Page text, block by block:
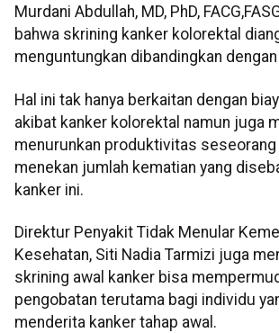
Murdani Abdullah, MD, PhD,
bahwa skrining kanker kolorektal
menguntungkan dibandingkan
Hal ini tak hanya berkaitan dengan
akibat kanker kolorektal namun juga
menurunkan produktivitas seseorang
menekan jumlah kematian yang
kanker ini.
Direktur Penyakit Tidak Menular
Kesehatan, Siti Nadia Tarmizi juga
skrining awal kanker bisa
pengobatan terutama bagi individu
menderita kanker tahap awal.